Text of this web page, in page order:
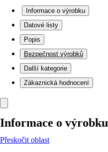
Informace o výrobku
Datové listy
Popis
Bezpečnost výrobků
Další kategorie
Zákaznická hodnocení
Informace o výrobku
Přeskočit oblast